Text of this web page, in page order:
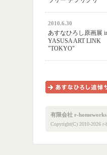
2010.6.30
あすなひろし原画展
YASUSA ART LINK
"TOKYO"
有限会社 r-homeworks
Copyright(C) 2010-2026 r-